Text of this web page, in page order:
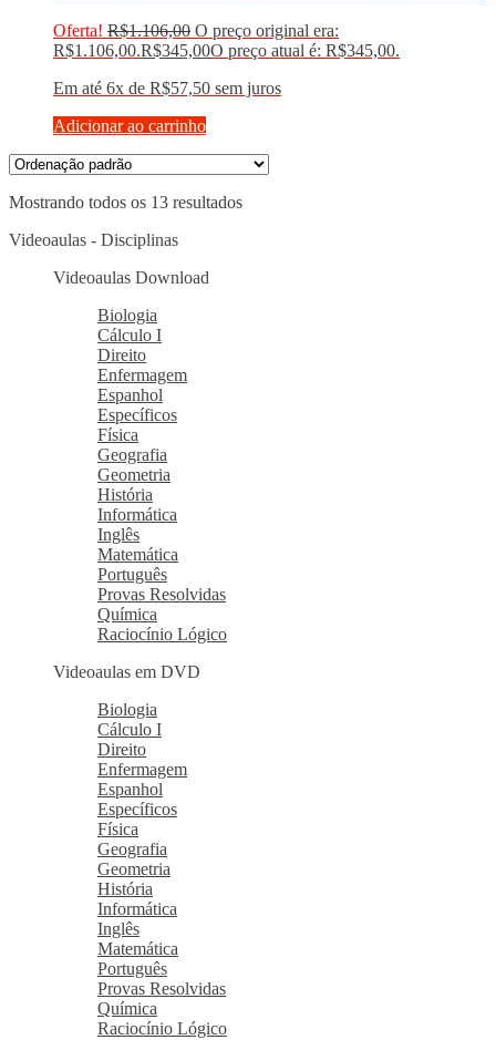
Oferta! R$1.106,00 O preço original era:
R$1.106,00.R$345,00O preço atual é: R$345,00.
Em até 6x de R$57,50 sem juros
Adicionar ao carrinho
Mostrando todos os 13 resultados
Videoaulas - Disciplinas
Videoaulas Download
Biologia
Cálculo I
Direito
Enfermagem
Espanhol
Específicos
Física
Geografia
Geometria
História
Informática
Inglês
Matemática
Português
Provas Resolvidas
Química
Raciocínio Lógico
Videoaulas em DVD
Biologia
Cálculo I
Direito
Enfermagem
Espanhol
Específicos
Física
Geografia
Geometria
História
Informática
Inglês
Matemática
Português
Provas Resolvidas
Química
Raciocínio Lógico